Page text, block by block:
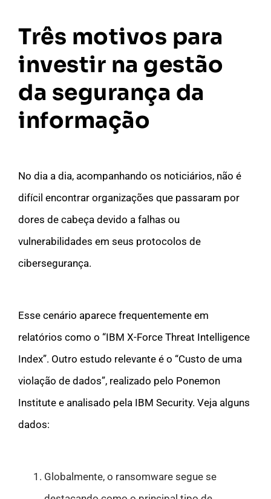
Três motivos para
investir na gestão
da segurança da
informação
No dia a dia, acompanhando os noticiários, não é
difícil encontrar organizações que passaram por
dores de cabeça devido a falhas ou
vulnerabilidades em seus protocolos de
cibersegurança.
Esse cenário aparece frequentemente em
relatórios como o “IBM X-Force Threat Intelligence
Index”. Outro estudo relevante é o “Custo de uma
violação de dados”, realizado pelo Ponemon
Institute e analisado pela IBM Security. Veja alguns
dados:
Globalmente, o ransomware segue se